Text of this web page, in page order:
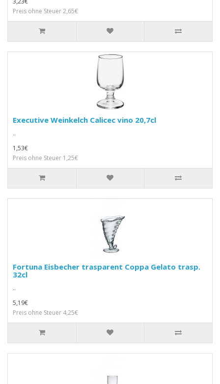
Preis ohne Steuer 2,65€
Executive Weinkelch Calicec vino 20,7cl
..
1,53€
Preis ohne Steuer 1,25€
Fortuna Eisbecher trasparent Coppa Gelato trasp.
32cl
..
5,19€
Preis ohne Steuer 4,25€